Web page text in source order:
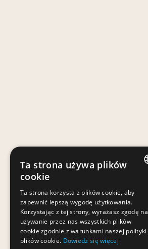
POLISH
Ta strona używa plików
cookie
Ta strona korzysta z plików cookie, aby
zapewnić lepszą wygodę użytkowania.
Korzystając z tej strony, wyrażasz zgodę na
używanie przez nas wszystkich plików
cookie zgodnie z warunkami naszej polityki
plików cookie. Dowiedz się więcej